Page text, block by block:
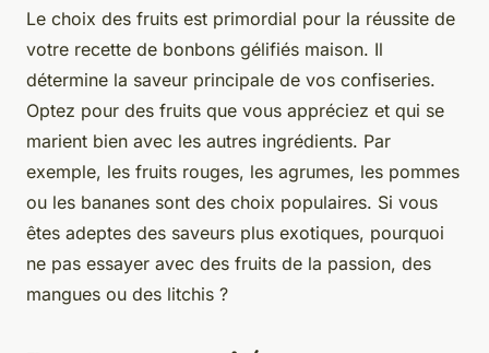
Le choix des fruits est primordial pour la réussite de
votre recette de bonbons gélifiés maison. Il
détermine la saveur principale de vos confiseries.
Optez pour des fruits que vous appréciez et qui se
marient bien avec les autres ingrédients. Par
exemple, les fruits rouges, les agrumes, les pommes
ou les bananes sont des choix populaires. Si vous
êtes adeptes des saveurs plus exotiques, pourquoi
ne pas essayer avec des fruits de la passion, des
mangues ou des litchis ?